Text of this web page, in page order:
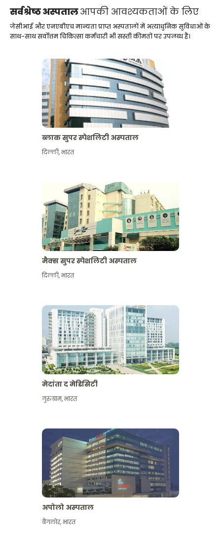
सर्वश्रेष्ठ अस्पतालआपकी आवश्यकताओं के लिए
जेसीआई और एनएबीएच मान्यता प्राप्त अस्पतालों में अत्याधुनिक सुविधाओं के
साथ-साथ सर्वोत्तम चिकित्सा कर्मचारी भी सस्ती कीमतों पर उपलब्ध हैं।
ब्लाक सुपर स्पेशलिटी अस्पताल
दिल्ली,भारत
मैक्स सुपर स्पेशलिटी अस्पताल
दिल्ली,भारत
मेदांता द मेडिसिटी
गुरुग्राम,भारत
अपोलो अस्पताल
बैंगलोर,भारत